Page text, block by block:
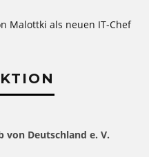
Malottki als neuen IT-Chef
von Deutschland e. V.